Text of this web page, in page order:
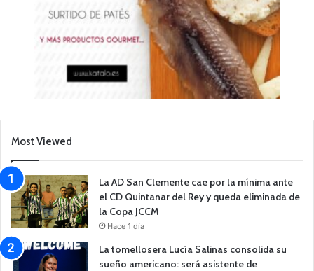
Most Viewed
La AD San Clemente cae por la mínima ante
el CD Quintanar del Rey y queda eliminada de
la Copa JCCM
Hace 1 día
La tomellosera Lucía Salinas consolida su
sueño americano: será asistente de